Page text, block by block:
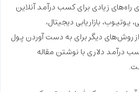
راه‌های زیادی برای کسب درآمد آنلاین
بازاریابی دیجیتال،
روش‌های دیگر برای به دست آوردن پول
درآمد دلاری با نوشتن مقاله